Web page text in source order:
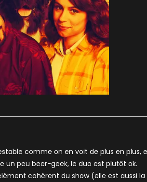
comme on en voit de plus en plus,
un peu beer-geek, le duo est plutôt ok.
cohérent du show (elle est aussi la